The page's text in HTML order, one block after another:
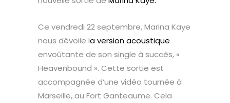
Ce vendredi 22 septembre, Marina Kaye
nous dévoile la version acoustique
envoûtante de son single à succès, «
Heavenbound ». Cette sortie est
accompagnée d’une vidéo tournée à
Marseille, au Fort Ganteaume. Cela